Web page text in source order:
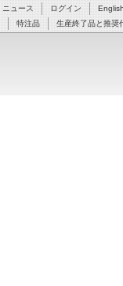
ニュース ログイン
特注品 生産終了品と推奨